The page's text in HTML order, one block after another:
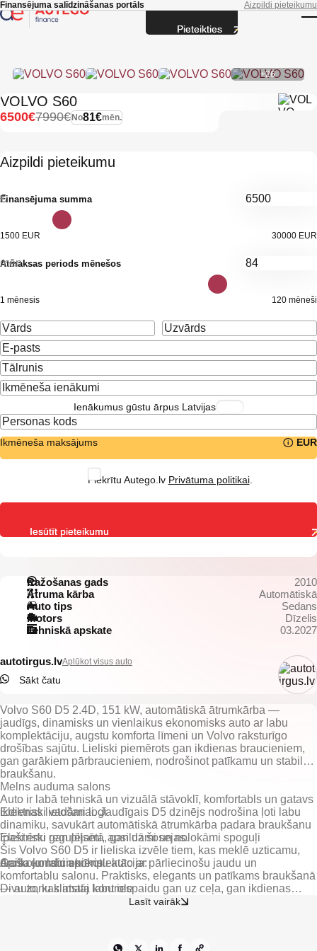
Skip to main content
Finansējuma salīdzināšanas portāls Aizpildi pieteikumu
+26
VOLVO S60
No81€mēn.
7990€
6500€
Aizpildi pieteikumu
Finansējuma summa
€
1500 EUR 30000 EUR
Atmaksas periods mēnešos
mēn.
1 mēnesis 120 mēneši
Ienākumus gūstu ārpus Latvijas
Ikmēneša maksājums EUR
Piekrītu Autego.lv Privātuma politikai.
Ražošanas gads
2010
Ātruma kārba
Automātiskā
Auto tips
Sedans
Motors
Dīzelis
Tehniskā apskate
03.2027
autotirgus.lvAplūkot visus auto
Sākt čatu
Volvo S60 D5 2.4D, 151 kW, automātiskā ātrumkārba —
jaudīgs, dinamisks un vienlaikus ekonomisks auto ar labu
komplektāciju, augstu komforta līmeni un Volvo raksturīgo
drošības sajūtu. Lieliski piemērots gan ikdienas braucieniem,
gan garākiem pārbraucieniem, nodrošinot patīkamu un stabilu
braukšanu.
Auto ir labā tehniskā un vizuālā stāvoklī, komfortabls un gatavs
ikdienas lietošanai. Jaudīgais D5 dzinējs nodrošina ļoti labu
dinamiku, savukārt automātiskā ātrumkārba padara braukšanu
īpaši ērtu gan pilsētā, gan uz šosejas.
Melns auduma salons
Elektriski vadāmi logi
Elektriski regulējami, apsildāmi un nolokāmi spoguļi
Gaisa kondicionieris
Divu zonu klimata kontrole
Šis Volvo S60 D5 ir lieliska izvēle tiem, kas meklē uzticamu,
drošu un labi aprīkotu auto ar pārliecinošu jaudu un
komfortablu salonu. Praktisks, elegants un patīkams braukšanā
— auto, kas atstāj labu iespaidu gan uz ceļa, gan ikdienas
Lasīt vairāk